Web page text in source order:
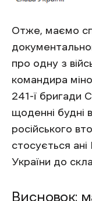
Отже, маємо
про одну з
командира
241-ї бригади
щоденні будні
російського
стосується
України до
Висновок: